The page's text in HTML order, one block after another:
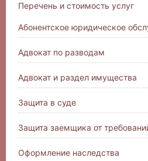
Перечень и стоимость услуг
Абонентское юридическое
Адвокат по разводам
Адвокат и раздел имущества
Защита в суде
Защита заемщика от
Оформление наследства